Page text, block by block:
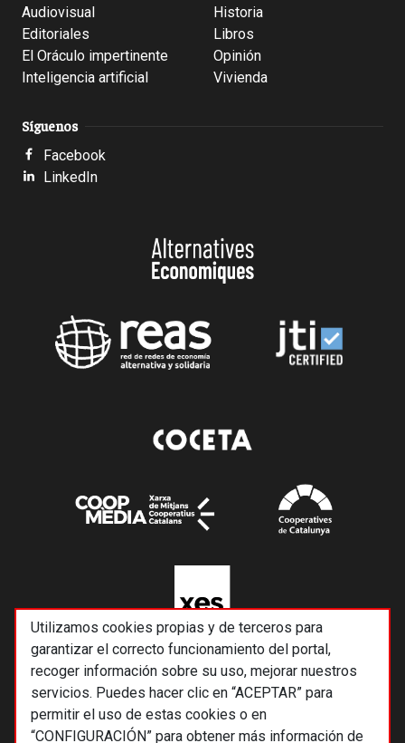
Utilizamos cookies propias y de terceros para
garantizar el correcto funcionamiento del portal,
recoger información sobre su uso, mejorar nuestros
servicios. Puedes hacer clic en “ACEPTAR” para
permitir el uso de estas cookies o en
“CONFIGURACIÓN” para obtener más información de
Audiovisual
Editoriales
El Oráculo impertinente
Inteligencia artificial
Historia
Libros
Opinión
Vivienda
Síguenos
Facebook
LinkedIn